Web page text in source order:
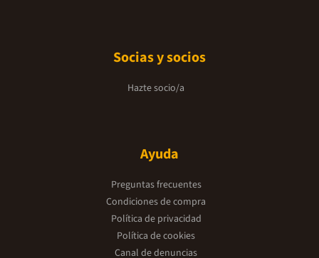
Socias y socios
Hazte socio/a
Ayuda
Preguntas frecuentes
Condiciones de compra
Política de privacidad
Política de cookies
Canal de denuncias